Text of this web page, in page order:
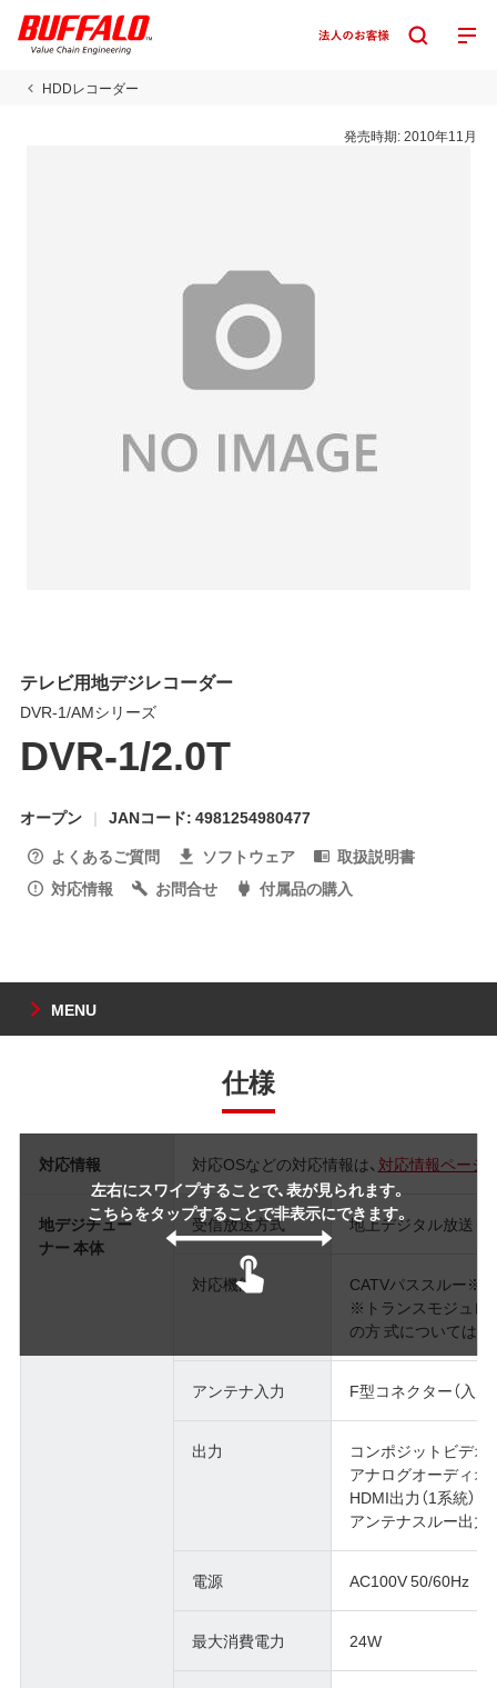
HDDレコーダー
発売時期:2010年11月
テレビ用地デジレコーダー
DVR-1/AMシリーズ
DVR-1/2.0T
オープン
JANコード: 4981254980477
よくあるご質問
ソフトウェア
取扱説明書
対応情報
お問合せ 付属品の購入
MENU
仕様
左右にスワイプすることで、表が見られます。
こちらをタップすることで非表示にできます。
対応情報 対応OSなどの対応情報は、 対応情報ページ
地デジチュー
ナー 本体
受信放送方式 地上デジタル放送（
対応機能
CATVパススルー※、
※トランスモジュレ
の方 式については
アンテナ入力 F型コネクター（入
出力
コンポジットビデオ
アナログオーディオ
HDMI出力（1系統）
アンテナスルー出力
電源 AC100V 50/60Hz
最大消費電力 24W